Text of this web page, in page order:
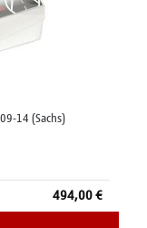
14 (Sachs)
494,00 €